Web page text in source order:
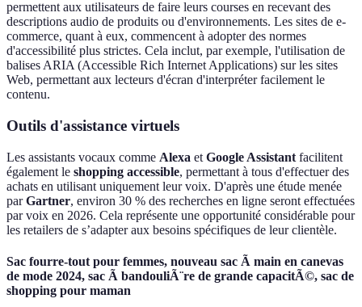
permettent aux utilisateurs de faire leurs courses en recevant des
descriptions audio de produits ou d'environnements. Les sites de e-
commerce, quant à eux, commencent à adopter des normes
d'accessibilité plus strictes. Cela inclut, par exemple, l'utilisation de
balises ARIA (Accessible Rich Internet Applications) sur les sites
Web, permettant aux lecteurs d'écran d'interpréter facilement le
contenu.
Outils d'assistance virtuels
Les assistants vocaux comme Alexa et Google Assistant facilitent
également le shopping accessible, permettant à tous d'effectuer des
achats en utilisant uniquement leur voix. D'après une étude menée
parGartner, environ 30 % des recherches en ligne seront effectuées
par voix en 2026. Cela représente une opportunité considérable pour
les retailers de s’adapter aux besoins spécifiques de leur clientèle.
Sac fourre-tout pour femmes, nouveau sac Ã main en canevas
de mode 2024, sac Ã bandouliÃ¨re de grande capacitÃ©, sac de
shopping pour maman